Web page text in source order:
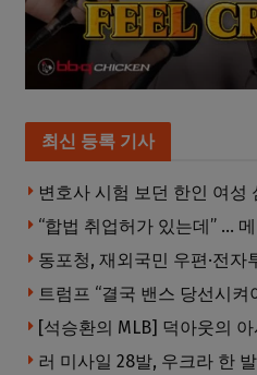
최신 등록 기사
러 미사일 28발, 우크라 한